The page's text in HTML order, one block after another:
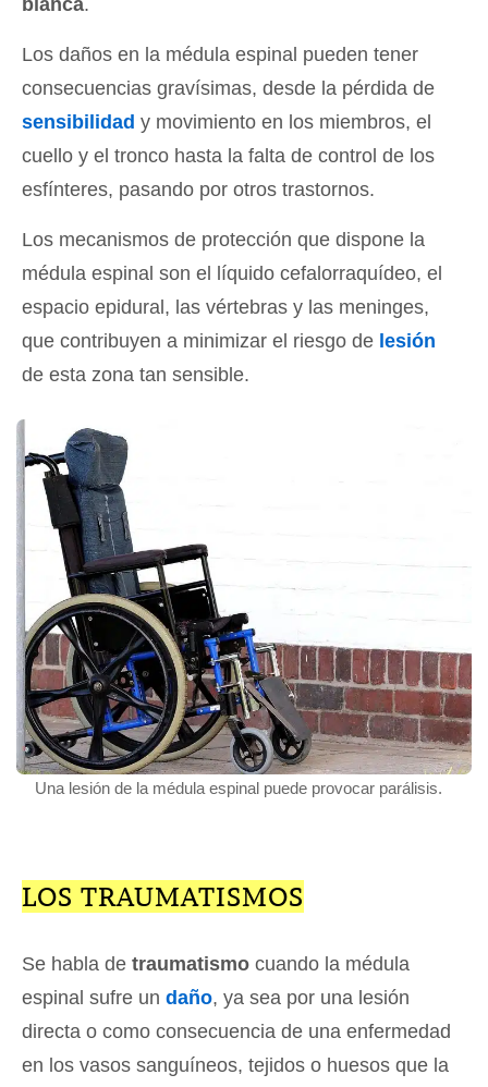
Los daños en la médula espinal pueden tener
consecuencias gravísimas, desde la pérdida de
sensibilidad y movimiento en los miembros, el
cuello y el tronco hasta la falta de control de los
esfínteres, pasando por otros trastornos.
Los mecanismos de protección que dispone la
médula espinal son el líquido cefalorraquídeo, el
espacio epidural, las vértebras y las meninges,
que contribuyen a minimizar el riesgo de lesión
de esta zona tan sensible.
Una lesión de la médula espinal puede provocar parálisis.
LOS TRAUMATISMOS
Se habla de traumatismo cuando la médula
espinal sufre un daño, ya sea por una lesión
directa o como consecuencia de una enfermedad
en los vasos sanguíneos, tejidos o huesos que la